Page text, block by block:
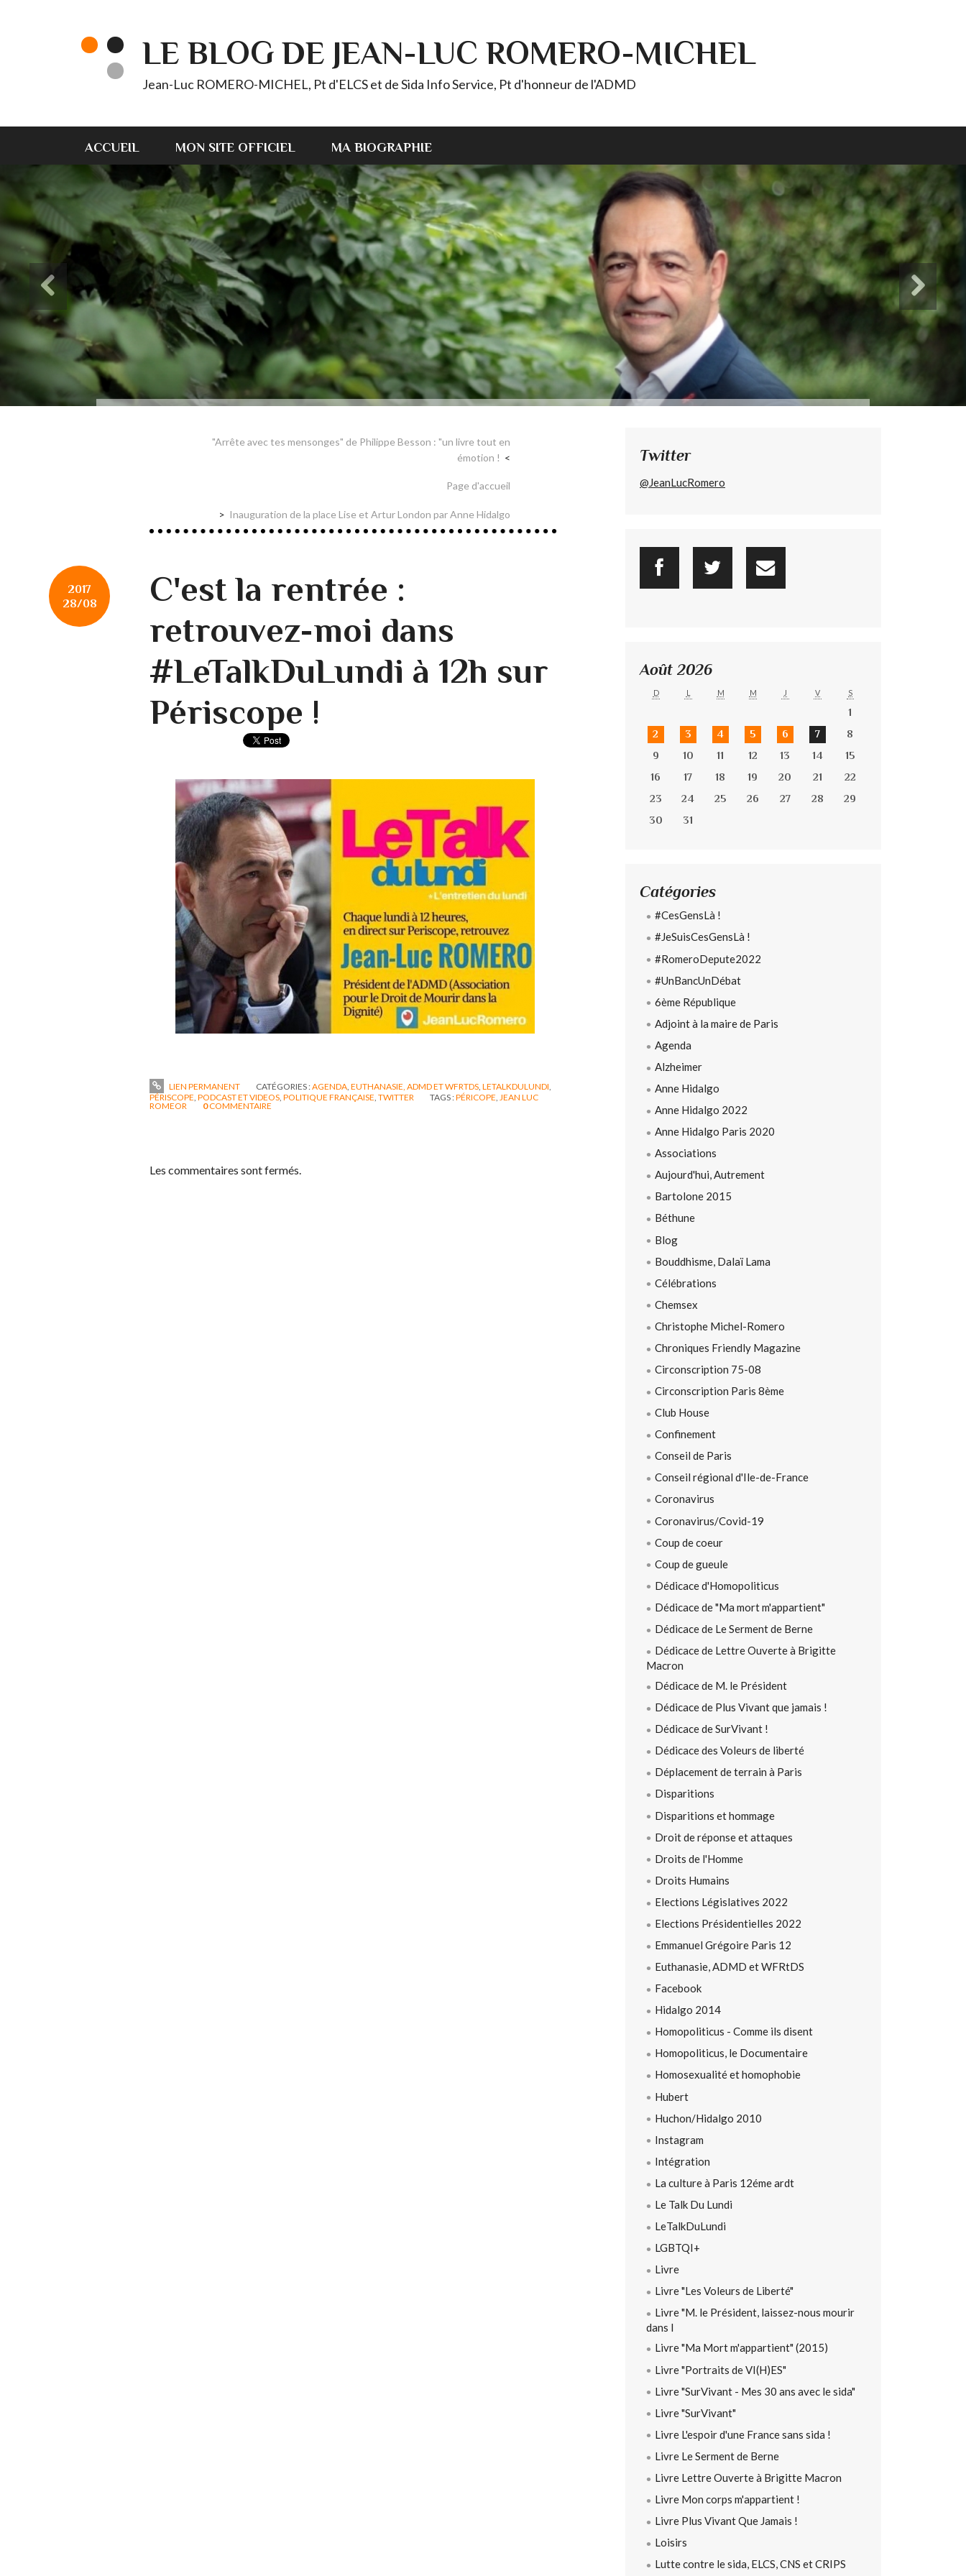
LE BLOG DE JEAN-LUC ROMERO-MICHEL
Jean-Luc ROMERO-MICHEL, Pt d'ELCS et de Sida Info Service, Pt d'honneur de l'ADMD
ACCUEIL MON SITE OFFICIEL MA BIOGRAPHIE
"Arrête avec tes mensonges" de Philippe Besson : "un livre tout en
émotion !
Page d'accueil
Inauguration de la place Lise et Artur London par Anne Hidalgo
2017
28/08
C'est la rentrée :
retrouvez-moi dans
#LeTalkDuLundi à 12h sur
Périscope !
LIEN PERMANENT CATÉGORIES :AGENDA, EUTHANASIE, ADMD ET WFRTDS, LETALKDULUNDI,
PÉRISCOPE PODCAST ET VIDEOS POLITIQUE FRANÇAISE TWITTER TAGS :PÉRICOPE JEAN LUC
ROMEOR
0COMMENTAIRE
Les commentaires sont fermés.
Twitter
@JeanLucRomero
Août 2026
D L M M J V S
1
2
3 4 5 6 7
8
9
10 11 12 13 14
15
16
17 18 19 20 21
22
23
24 25 26 27 28
29
30
31
Catégories
#CesGensLà !
#JeSuisCesGensLà !
#RomeroDepute2022
#UnBancUnDébat
6ème République
Adjoint à la maire de Paris
Agenda
Alzheimer
Anne Hidalgo
Anne Hidalgo 2022
Anne Hidalgo Paris 2020
Associations
Aujourd'hui, Autrement
Bartolone 2015
Béthune
Blog
Bouddhisme, Dalaï Lama
Célébrations
Chemsex
Christophe Michel-Romero
Chroniques Friendly Magazine
Circonscription 75-08
Circonscription Paris 8ème
Club House
Confinement
Conseil de Paris
Conseil régional d'Ile-de-France
Coronavirus
Coronavirus/Covid-19
Coup de coeur
Coup de gueule
Dédicace d'Homopoliticus
Dédicace de "Ma mort m'appartient"
Dédicace de Le Serment de Berne
Dédicace de Lettre Ouverte à Brigitte
Macron
Dédicace de M. le Président
Dédicace de Plus Vivant que jamais !
Dédicace de SurVivant !
Dédicace des Voleurs de liberté
Déplacement de terrain à Paris
Disparitions
Disparitions et hommage
Droit de réponse et attaques
Droits de l'Homme
Droits Humains
Elections Législatives 2022
Elections Présidentielles 2022
Emmanuel Grégoire Paris 12
Euthanasie, ADMD et WFRtDS
Facebook
Hidalgo 2014
Homopoliticus - Comme ils disent
Homopoliticus, le Documentaire
Homosexualité et homophobie
Hubert
Huchon/Hidalgo 2010
Instagram
Intégration
La culture à Paris 12éme ardt
Le Talk Du Lundi
LeTalkDuLundi
LGBTQI+
Livre
Livre "Les Voleurs de Liberté"
Livre "M. le Président, laissez-nous mourir
dans l
Livre "Ma Mort m'appartient" (2015)
Livre "Portraits de VI(H)ES"
Livre "SurVivant - Mes 30 ans avec le sida"
Livre "SurVivant"
Livre L'espoir d'une France sans sida !
Livre Le Serment de Berne
Livre Lettre Ouverte à Brigitte Macron
Livre Mon corps m'appartient !
Livre Plus Vivant Que Jamais !
Loisirs
Lutte contre le sida, ELCS, CNS et CRIPS